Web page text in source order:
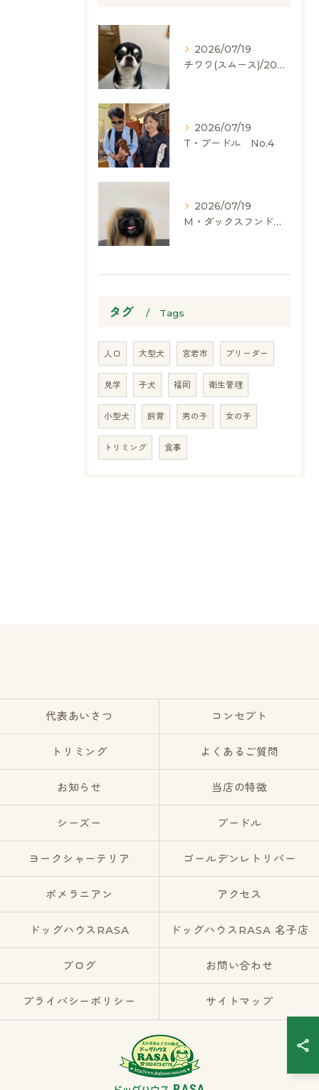
2026/07/19
チワワ(スムース)/2024.05.06/男の子/60,000(税別)
2026/07/19
T・プードル No.4
2026/07/19
M・ダックスフンド、ヨークシャーテリア、ペキニーズ、ポメラニアン
タグ Tags
人口 大型犬 宮若市 ブリーダー
見学 子犬 福岡 衛生管理
小型犬 飼育 男の子 女の子
トリミング 食事
代表あいさつ コンセプト
トリミング よくあるご質問
お知らせ 当店の特徴
シーズー プードル
ヨークシャーテリア ゴールデンレトリバー
ポメラニアン アクセス
ドッグハウスRASA ドッグハウスRASA 名子店
ブログ お問い合わせ
プライバシーポリシー サイトマップ
お気軽にお問い合わせください